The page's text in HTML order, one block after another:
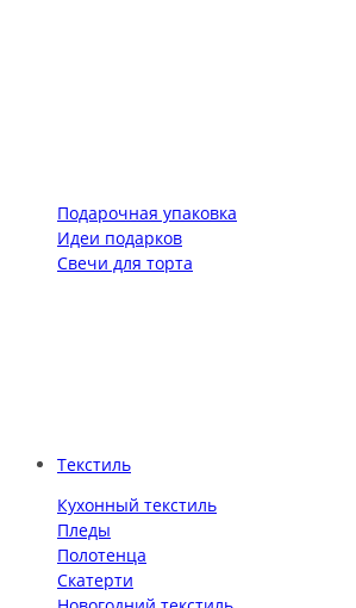
Подарочная упаковка
Идеи подарков
Свечи для торта
Текстиль
Кухонный текстиль
Пледы
Полотенца
Скатерти